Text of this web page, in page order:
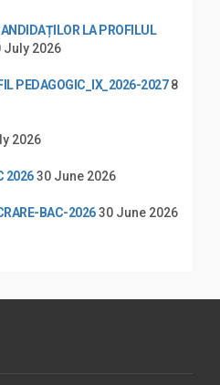
LA PROFILUL
July 2026
PEDAGOGIC_IX_2026-2027 8
2026
2026 30 June 2026
BAC-2026 30 June 2026